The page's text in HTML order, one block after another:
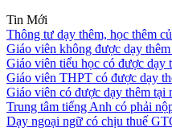
Tin Mới
Thông tư dạy thêm, học thêm
Giáo viên không được dạy
Giáo viên tiểu học có được dạy
Giáo viên THPT có được dạy
Giáo viên có được dạy thêm tại
Trung tâm tiếng Anh có phải
Dạy ngoại ngữ có chịu thuế